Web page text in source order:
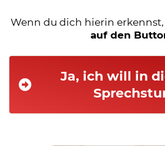
Wenn du dich hierin
auf den
Ja, ich will in